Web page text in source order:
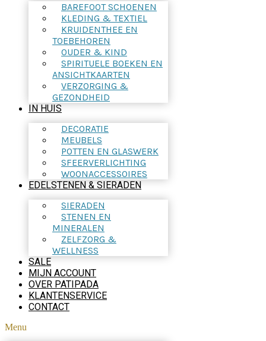
BAREFOOT SCHOENEN
KLEDING & TEXTIEL
KRUIDENTHEE EN
TOEBEHOREN
OUDER & KIND
SPIRITUELE BOEKEN EN
ANSICHTKAARTEN
VERZORGING &
GEZONDHEID
IN HUIS
DECORATIE
MEUBELS
POTTEN EN GLASWERK
SFEERVERLICHTING
WOONACCESSOIRES
EDELSTENEN & SIERADEN
SIERADEN
STENEN EN
MINERALEN
ZELFZORG &
WELLNESS
SALE
MIJN ACCOUNT
OVER PATIPADA
KLANTENSERVICE
CONTACT
Menu